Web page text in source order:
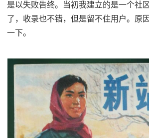
是以失败告终。当初我建立的是一个社
了，收录也不错，但是留不住用户。原
一下。